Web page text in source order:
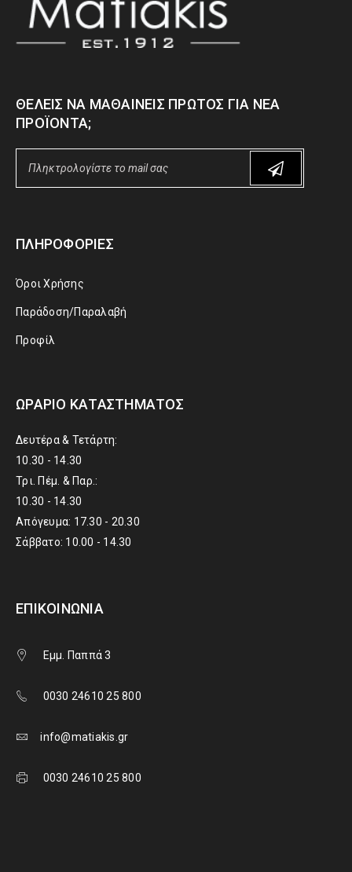
ΘΈΛΕΙΣ ΝΑ ΜΑΘΑΊΝΕΙΣ ΠΡΏΤΟΣ ΓΙΑ ΝΈΑ
ΠΡΟΪΌΝΤΑ;
ΠΛΗΡΟΦΟΡΊΕΣ
Όροι Χρήσης
Παράδοση/Παραλαβή
Προφίλ
ΩΡΆΡΙΟ ΚΑΤΑΣΤΉΜΑΤΟΣ
Δευτέρα & Τετάρτη:
10.30 - 14.30
Τρι. Πέμ. & Παρ.:
10.30 - 14.30
Απόγευμα: 17.30 - 20.30
Σάββατο: 10.00 - 14.30
ΕΠΙΚΟΙΝΩΝΊΑ
Εμμ. Παππά 3
0030 24610 25 800
info@matiakis.gr
0030 24610 25 800